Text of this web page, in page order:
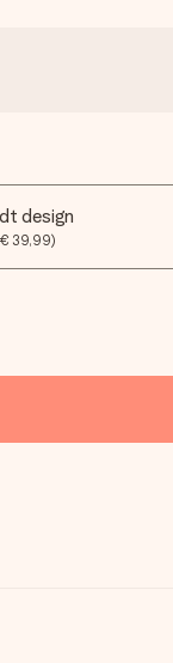
design
39,99)